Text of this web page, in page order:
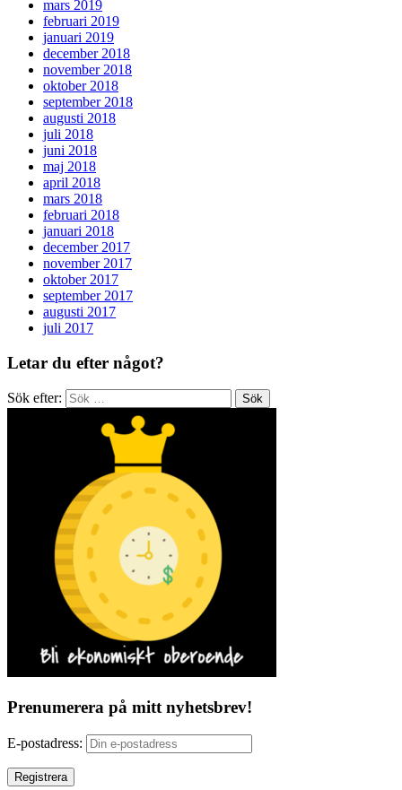
mars 2019
februari 2019
januari 2019
december 2018
november 2018
oktober 2018
september 2018
augusti 2018
juli 2018
juni 2018
maj 2018
april 2018
mars 2018
februari 2018
januari 2018
december 2017
november 2017
oktober 2017
september 2017
augusti 2017
juli 2017
Letar du efter något?
Sök efter:
Prenumerera på mitt nyhetsbrev!
E-postadress: